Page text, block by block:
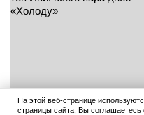
На этой веб-странице
страницы сайта, Вы